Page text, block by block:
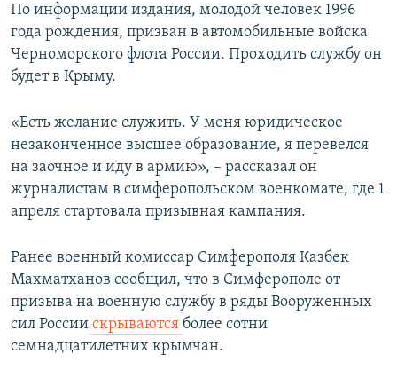
ПОБЕДИТЕЛЕЙ НЕ СУДЯТ?
КРЫМ.НЕПОКОРЕННЫЙ
УКРАИНСКАЯ ПРОБЛЕМА КРЫМА
Все сайты RFE/RL
По информации издания, молодой человек 1996
года рождения, призван в автомобильные войска
Черноморского флота России. Проходить службу он
будет в Крыму.
«Есть желание служить. У меня юридическое
незаконченное высшее образование, я перевелся
на заочное и иду в армию», – рассказал он
журналистам в симферопольском военкомате, где 1
апреля стартовала призывная кампания.
Ранее военный комиссар Симферополя Казбек
Махматханов сообщил, что в Симферополе от
призыва на военную службу в ряды Вооруженных
сил России скрываются более сотни
семнадцатилетних крымчан.